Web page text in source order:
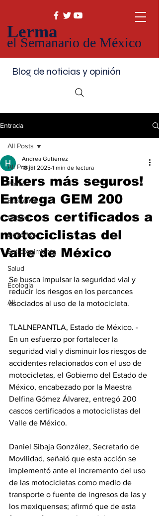
Lerma
el Semanario de México
Blog de noticias y opinión
Entrada
All Posts
Política
Economía
Cultura
Deportes
Entretenimiento
Salud
Ecología
All
All Posts
Bikers más seguros!
Entrega GEM 200
cascos certificados a
motociclistas del
Valle de México
Andrea Gutierrez
18 jul 2025 1 min de lectura
Se busca impulsar la seguridad vial y
reducir los riesgos en los percances
asociados al uso de la motocicleta.
TLALNEPANTLA, Estado de México. -
En un esfuerzo por fortalecer la
seguridad vial y disminuir los riesgos de
accidentes relacionados con el uso de
motocicletas, el Gobierno del Estado de
México, encabezado por la Maestra
Delfina Gómez Álvarez, entregó 200
cascos certificados a motociclistas del
Valle de México.
Daniel Sibaja González, Secretario de
Movilidad, señaló que esta acción se
implementó ante el incremento del uso
de las motocicletas como medio de
transporte o fuente de ingresos de las y
los mexiquenses; afirmó que de esta